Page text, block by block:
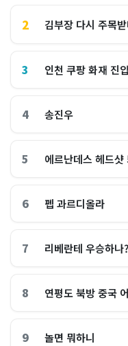
2 김부장 다시 주목
3 인천 쿠팡 화재 진
4 송진우
5 에르난데스 헤드샷
6 펩 과르디올라
7 리베란테 우승하나?
8 연평도 북방 중국
9 놀면 뭐하니